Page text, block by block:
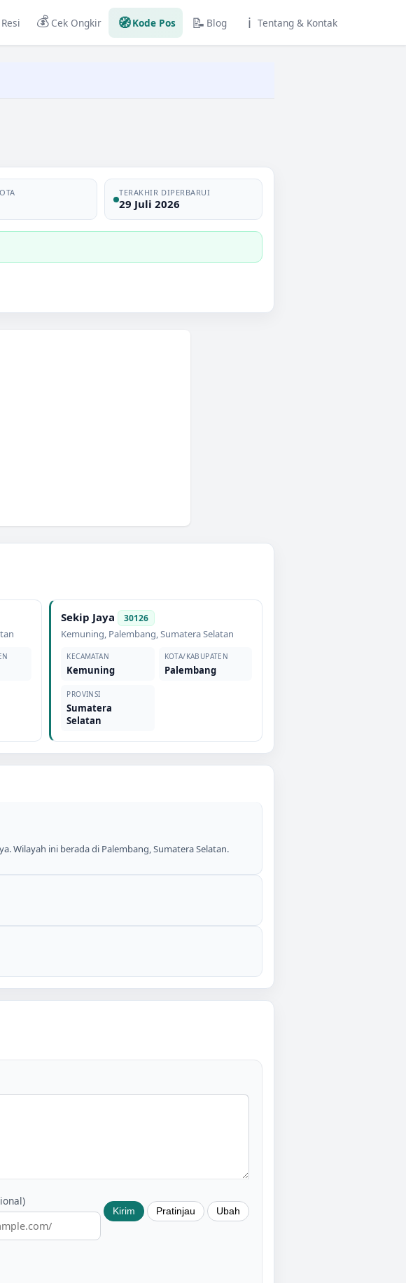
💰 Cek Ongkir 🧭Kode Pos 📝 Blog ℹ️ Tentang & Kontak
TERAKHIR DIPERBARUI
29 Juli 2026
Sekip Jaya 30126
Kemuning, Palembang,Sumatera Selatan
KECAMATAN
Kemuning
KOTA/KABUPATEN
Palembang
PROVINSI
Sumatera
Selatan
Wilayah ini berada di Palembang, Sumatera Selatan.